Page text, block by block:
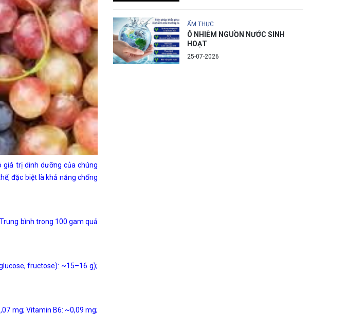
giá trị dinh dưỡng của chúng
đặc biệt là khả năng chống
bình trong 100 gam quả
fructose): ~15–16 g);
mg; Vitamin B6: ~0,09 mg;
ẨM THỰC
Ô NHIỄM NGUỒN NƯỚC SINH
HOẠT
25-07-2026